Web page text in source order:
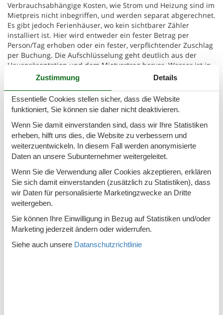
Verbrauchsabhängige Kosten, wie Strom und Heizung sind im
Mietpreis nicht inbegriffen, und werden separat abgerechnet.
Es gibt jedoch Ferienhäuser, wo kein sichtbarer Zähler
installiert ist. Hier wird entweder ein fester Betrag per
Person/Tag erhoben oder ein fester, verpflichtender Zuschlag
per Buchung. Die Aufschlüsselung geht deutlich aus der
Hauspräsentation und dem Mietvertrag hervor. Wasser ist in
einigen Fällen im Mietpreis inbegriffen, oder es wird separat
Kaution
Welche Leistungen umfasst die Einzahlung
der Kaution?
Der Kautionsbetrag gilt als Sicherheit für die Zahlung von
Strom, Wasser und anderen verbrauchsabhängigen
Nebenkosten. Die Kaution soll auch eventuell auftretende,
kleinere Beschädigungen am oder im Ferienhaus abdecken.
Mein Urlaub ist vorüber – wann bekomme
ich meine Anzahlung zurück?
Ein eventueller Restbetrag wird nach der Schlussabrechnung
Einzahlung angegeben haben. Bitte beachten Sie, dass es bis
Zustimmung Details
Essentielle Cookies stellen sicher, dass die Website
funktioniert, Sie können sie daher nicht deaktivieren.
Wenn Sie damit einverstanden sind, dass wir Ihre Statistiken
erheben, hilft uns dies, die Website zu verbessern und
weiterzuentwickeln. In diesem Fall werden anonymisierte
Daten an unsere Subunternehmer weitergeleitet.
Wenn Sie die Verwendung aller Cookies akzeptieren, erklären
Sie sich damit einverstanden (zusätzlich zu Statistiken), dass
wir Daten für personalisierte Marketingzwecke an Dritte
weitergeben.
Sie können Ihre Einwilligung in Bezug auf Statistiken und/oder
Marketing jederzeit ändern oder widerrufen.
Siehe auch unsere Datanschutzrichtlinie